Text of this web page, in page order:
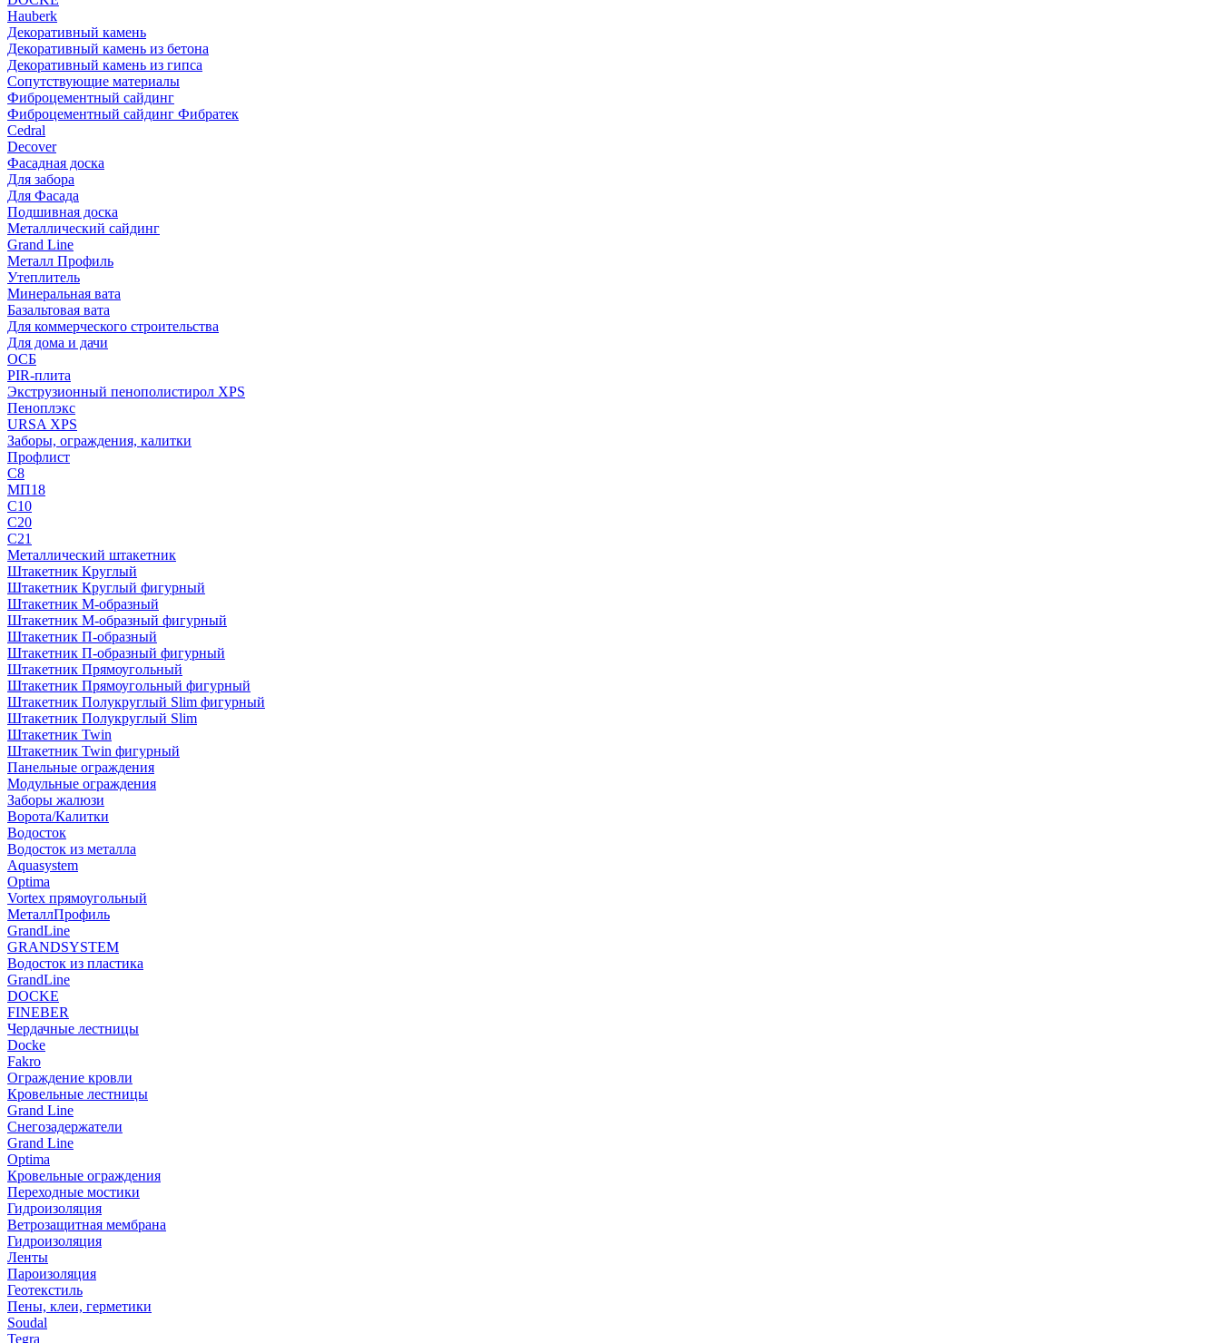
Hauberk
Декоративный камень
Декоративный камень из бетона
Декоративный камень из гипса
Сопутствующие материалы
Фиброцементный сайдинг
Фиброцементный сайдинг Фибратек
Cedral
Decover
Фасадная доска
Для забора
Для Фасада
Подшивная доска
Металлический сайдинг
Grand Line
Металл Профиль
Утеплитель
Минеральная вата
Базальтовая вата
Для коммерческого строительства
Для дома и дачи
ОСБ
PIR-плита
Экструзионный пенополистирол XPS
Пеноплэкс
URSA XPS
Заборы, ограждения, калитки
Профлист
С8
МП18
С10
С20
С21
Металлический штакетник
Штакетник Круглый
Штакетник Круглый фигурный
Штакетник М-образный
Штакетник М-образный фигурный
Штакетник П-образный
Штакетник П-образный фигурный
Штакетник Прямоугольный
Штакетник Прямоугольный фигурный
Штакетник Полукруглый Slim фигурный
Штакетник Полукруглый Slim
Штакетник Twin
Штакетник Twin фигурный
Панельные ограждения
Модульные ограждения
Заборы жалюзи
Ворота/Калитки
Водосток
Водосток из металла
Aquasystem
Optima
Vortex прямоугольный
МеталлПрофиль
GrandLine
GRANDSYSTEM
Водосток из пластика
GrandLine
DOCKE
FINEBER
Чердачные лестницы
Docke
Fakro
Ограждение кровли
Кровельные лестницы
Grand Line
Снегозадержатели
Grand Line
Optima
Кровельные ограждения
Переходные мостики
Гидроизоляция
Ветрозащитная мембрана
Гидроизоляция
Ленты
Пароизоляция
Геотекстиль
Пены, клеи, герметики
Soudal
Tegra